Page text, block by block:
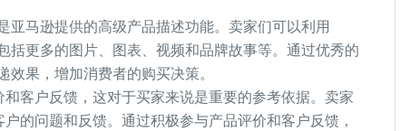
马逊提供的高级产品描述功能。卖家们可以利用
更多的图片、图表、视频和品牌故事等。通过优秀的
果，增加消费者的购买决策。
客户反馈，这对于买家来说是重要的参考依据。卖家
的问题和反馈。通过积极参与产品评价和客户反馈，